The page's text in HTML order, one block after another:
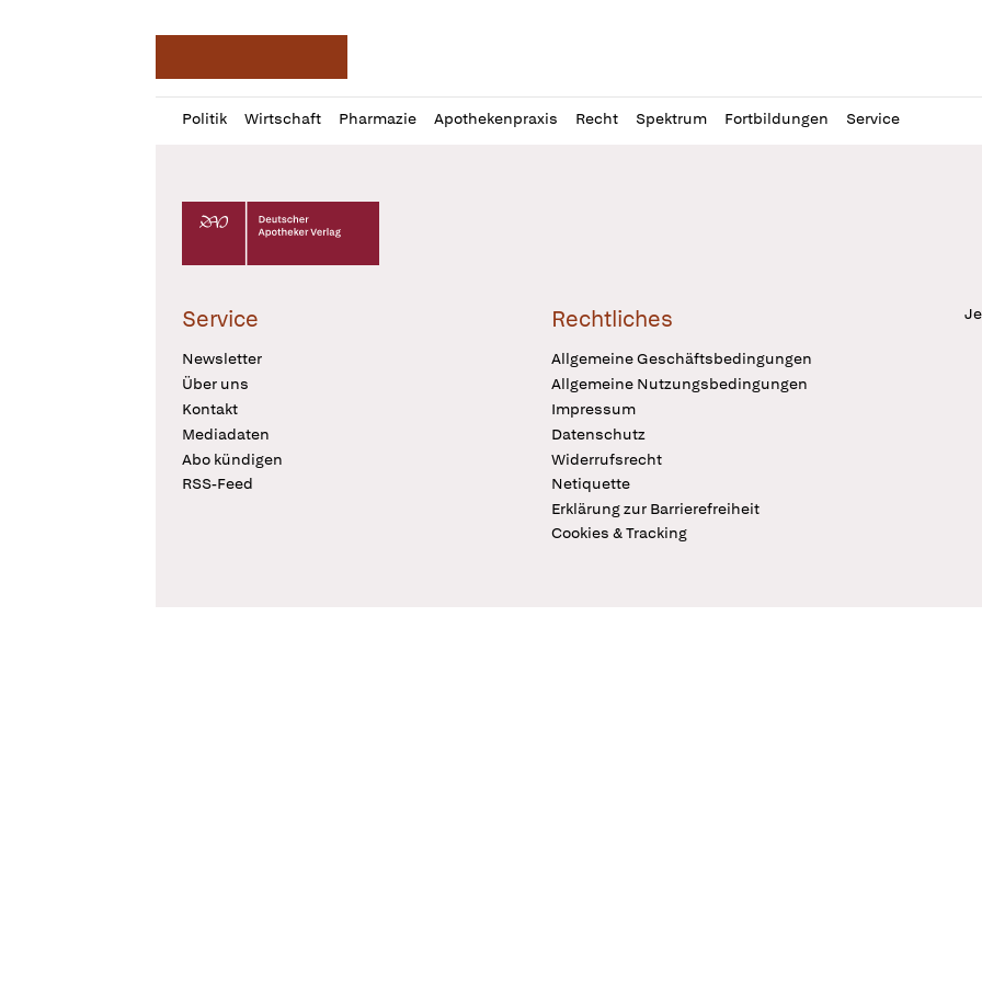
Politik Wirtschaft Pharmazie Apothekenpraxis Recht Spektrum Fortbildungen Service
Profil
öffnen
Daz
Pur
Deutscher Apotheker Verlag Logo
Service
Newsletter
Über uns
Kontakt
Mediadaten
Abo kündigen
RSS-Feed
Rechtliches
Allgemeine Geschäftsbedingungen
Allgemeine Nutzungsbedingungen
Impressum
Datenschutz
Widerrufsrecht
Netiquette
Erklärung zur Barrierefreiheit
Cookies & Tracking